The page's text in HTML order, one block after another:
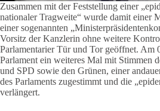
Zusammen mit der Feststellung einer
nationaler Tragweite“ wurde damit einer
einer sogenannten
Vorsitz der Kanzlerin ohne weitere
Parlamentarier Tür und Tor geöffnet. Am
Parlament ein weiteres Mal mit Stimmen
und SPD sowie den Grünen, einer
des Parlaments zugestimmt und die
verlängert.